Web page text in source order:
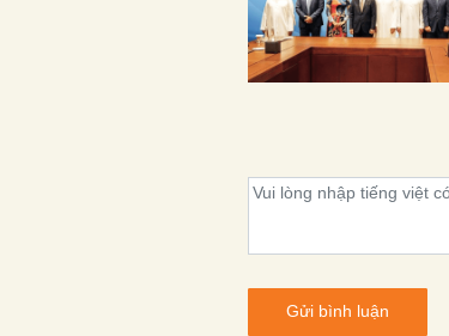
Gửi bình luận